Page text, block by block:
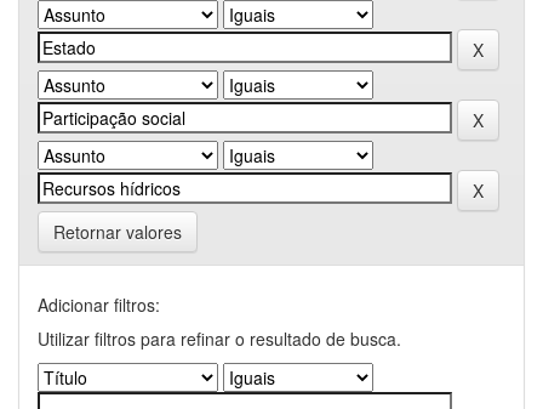
Retornar valores
Adicionar filtros:
Utilizar filtros para refinar o resultado de busca.